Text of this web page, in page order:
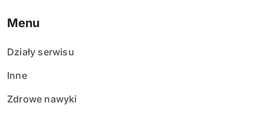
Menu
Działy serwisu
Inne
Zdrowe nawyki